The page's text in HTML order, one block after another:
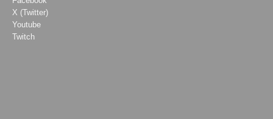
X (Twitter)
Youtube
Twitch